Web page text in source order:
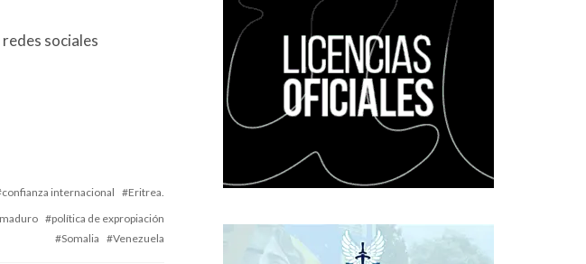
sociales
confianza internacional
Eritrea.
maduro
política de expropiación
Somalia
Venezuela